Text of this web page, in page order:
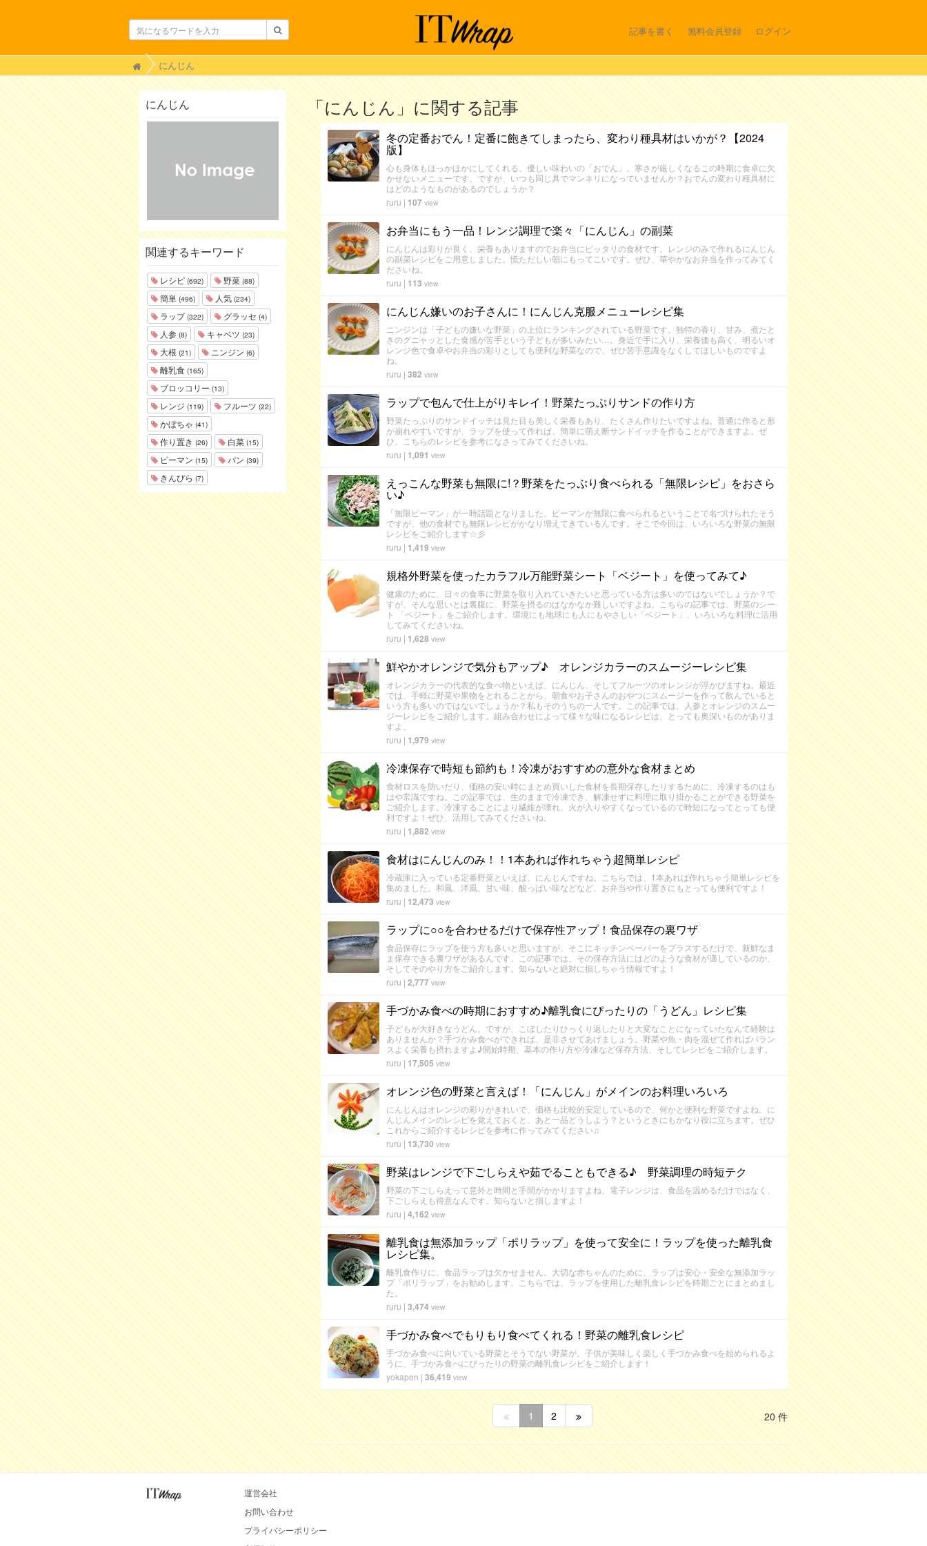
記事を書く 無料会員登録 ログイン
H
o
m
にんじん
にんじん
関連するキーワード
レシピ (692) 野菜 (88)
簡単 (496) 人気 (234)
ラップ(322) グラッセ (4)
人参 (8) キャベツ (23)
大根 (21) ニンジン (6)
離乳食 (165)
ブロッコリー (13)
レンジ (119) フルーツ (22)
かぼちゃ (41)
作り置き (26) 白菜 (15)
ピーマン (15) パン (39)
きんぴら (7)
「にんじん」に関する記事
冬の定番おでん！定番に飽きてしまったら、変わり種具材はいかが？【2024
版】
心も身体もほっかほかにしてくれる、優しい味わいの「おでん」。寒さが厳しくなるこの時期に食卓に欠
かせないメニューです。ですが、いつも同じ具でマンネリになっていませんか？おでんの変わり種具材に
はどのようなものがあるのでしょうか？
ruru | 107 view
お弁当にもう一品！レンジ調理で楽々「にんじん」の副菜
にんじんは彩りが良く、栄養もありますのでお弁当にピッタリの食材です。レンジのみで作れるにんじん
の副菜レシピをご用意しました。慌ただしい朝にもってこいです。ぜひ、華やかなお弁当を作ってみてく
ださいね。
ruru | 113 view
にんじん嫌いのお子さんに！にんじん克服メニューレシピ集
ニンジンは「子どもの嫌いな野菜」の上位にランキングされている野菜です。独特の香り、甘み、煮たと
きのグニャッとした食感が苦手という子どもが多いみたい…。身近で手に入り、栄養価も高く、明るいオ
レンジ色で食卓やお弁当の彩りとしても便利な野菜なので、ぜひ苦手意識をなくしてほしいものですよ
ね。
ruru | 382 view
ラップで包んで仕上がりキレイ！野菜たっぷりサンドの作り方
野菜たっぷりのサンドイッチは見た目も美しく栄養もあり、たくさん作りたいですよね。普通に作ると形
が崩れやすいですが、ラップを使って作れば、簡単に萌え断サンドイッチを作ることができますよ。ぜ
ひ、こちらのレシピを参考になさってみてくださいね。
ruru | 1,091 view
えっこんな野菜も無限に!？野菜をたっぷり食べられる「無限レシピ」をおさら
い♪
「無限ピーマン」が一時話題となりました。ピーマンが無限に食べられるということで名づけられたそう
ですが、他の食材でも無限レシピがかなり増えてきているんです。そこで今回は、いろいろな野菜の無限
レシピをご紹介します☆彡
ruru | 1,419 view
規格外野菜を使ったカラフル万能野菜シート「ベジート」を使ってみて♪
健康のために、日々の食事に野菜を取り入れていきたいと思っている方は多いのではないでしょうか？で
すが、そんな思いとは裏腹に、野菜を摂るのはなかなか難しいですよね。こちらの記事では、野菜のシー
ト 「ベジート」をご紹介します。環境にも地球にも人にもやさしい「ベジート」、いろいろな料理に活用
してみてくださいね。
ruru | 1,628 view
鮮やかオレンジで気分もアップ♪ オレンジカラーのスムージーレシピ集
オレンジカラーの代表的な食べ物といえば、にんじん、そしてフルーツのオレンジが浮かびますね。最近
では、手軽に野菜や果物をとれることから、朝食やお子さんのおやつにスムージーを作って飲んでいると
いう方も多いのではないでしょうか？私もそのうちの一人です。この記事では、人参とオレンジのスムー
ジーレシピをご紹介します。組み合わせによって様々な味になるレシピは、とっても奥深いものがありま
すよ。
ruru | 1,979 view
冷凍保存で時短も節約も！冷凍がおすすめの意外な食材まとめ
食材ロスを防いだり、価格の安い時にまとめ買いした食材を長期保存したりするために、冷凍するのはも
はや常識ですね。この記事では、生のままで冷凍でき、解凍せずに料理に取り掛かることができる野菜を
ご紹介します。冷凍することにより繊維が壊れ、火が入りやすくなっているので時短になってとっても便
利ですよ！ぜひ、活用してみてくださいね。
ruru | 1,882 view
食材はにんじんのみ！！1本あれば作れちゃう超簡単レシピ
冷蔵庫に入っている定番野菜といえば、にんじんですね。こちらでは、1本あれば作れちゃう簡単レシピを
集めました。和風、洋風、甘い味、酸っぱい味などなど、お弁当や作り置きにもとっても便利ですよ！
ruru | 12,473 view
ラップに○○を合わせるだけで保存性アップ！食品保存の裏ワザ
食品保存にラップを使う方も多いと思いますが、そこにキッチンペーパーをプラスするだけで、新鮮なま
ま保存できる裏ワザがあるんです。この記事では、その保存方法にはどのような食材が適しているのか、
そしてそのやり方をご紹介します。知らないと絶対に損しちゃう情報ですよ！
ruru | 2,777 view
手づかみ食べの時期におすすめ♪離乳食にぴったりの「うどん」レシピ集
子どもが大好きなうどん。ですが、こぼしたりひっくり返したりと大変なことになっていたなんて経験は
ありませんか？手づかみ食べができれば、是非させてあげましょう。野菜や魚・肉を混ぜて作ればバラン
スよく栄養も摂れますよ♪開始時期、基本の作り方や冷凍など保存方法、そしてレシピをご紹介します。
ruru | 17,505 view
オレンジ色の野菜と言えば！「にんじん」がメインのお料理いろいろ
にんじんはオレンジの彩りがきれいで、価格も比較的安定しているので、何かと便利な野菜ですよね。に
んじんメインのレシピを覚えておくと、あと一品どうしよう？というときにもかなり役に立ちます。ぜひ
これからご紹介するレシピを参考に作ってみてください♫
ruru | 13,730 view
野菜はレンジで下ごしらえや茹でることもできる♪ 野菜調理の時短テク
野菜の下ごしらえって意外と時間と手間がかかりますよね。電子レンジは、食品を温めるだけではなく、
下ごしらえも得意なんです。知らないと損しますよ！
ruru | 4,162 view
離乳食は無添加ラップ「ポリラップ」を使って安全に！ラップを使った離乳食
レシピ集。
離乳食作りに、食品ラップは欠かせません。大切な赤ちゃんのために、ラップは安心・安全な無添加ラッ
プ「ポリラップ」をお勧めします。こちらでは、ラップを使用した離乳食レシピを時期ごとにまとめまし
た。
ruru | 3,474 view
手づかみ食べでもりもり食べてくれる！野菜の離乳食レシピ
手づかみ食べに向いている野菜とそうでない野菜が。子供が美味しく楽しく手づかみ食べを始められるよ
うに、手づかみ食べにぴったりの野菜の離乳食レシピをご紹介します！
yokapon | 36,419 view
20 件
1 2
運営会社
お問い合わせ
プライバシーポリシー